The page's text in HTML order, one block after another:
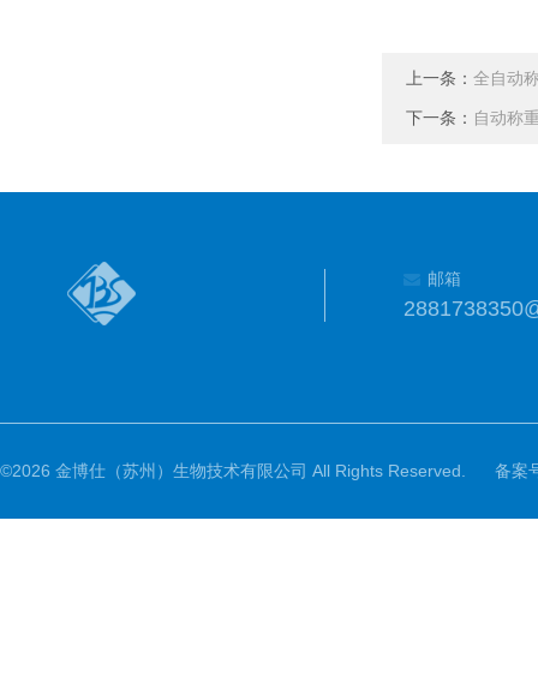
上一条： 全自动
下一条： 自动称
邮箱
©2026 金博仕（苏州）生物技术有限公司 All Rights Reserved. 备案